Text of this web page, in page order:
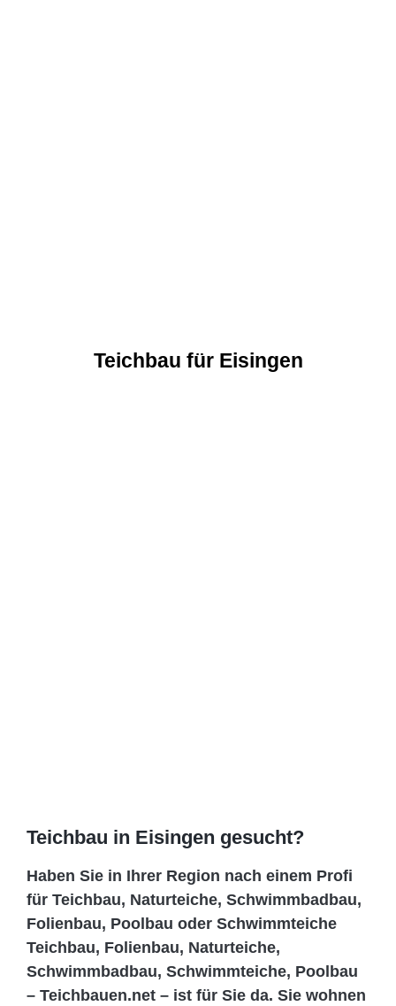
Teichbau für Eisingen
Teichbau in Eisingen gesucht?
Haben Sie in Ihrer Region nach einem Profi
für Teichbau, Naturteiche, Schwimmbadbau,
Folienbau, Poolbau oder Schwimmteiche
Teichbau, Folienbau, Naturteiche,
Schwimmbadbau, Schwimmteiche, Poolbau
– Teichbauen.net – ist für Sie da. Sie wohnen